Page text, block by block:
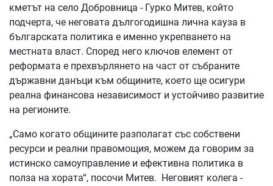
кметът на село Добровница - Гурко Митев, който
подчерта, че неговата дългогодишна лична кауза в
българската политика е именно укрепването на
местната власт. Според него ключов елемент от
реформата е прехвърлянето на част от събраните
държавни данъци към общините, което ще осигури
реална финансова независимост и устойчиво развитие
на регионите.
„Само когато общините разполагат със собствени
ресурси и реални правомощия, можем да говорим за
истинско самоуправление и ефективна политика в
полза на хората“, посочи Митев. Неговият колега -